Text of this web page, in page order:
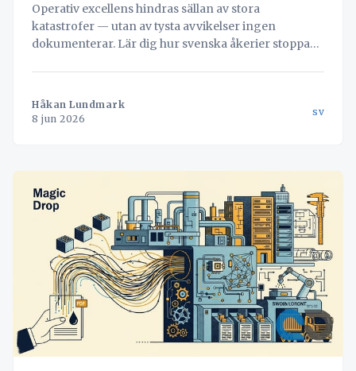
Operativ excellens hindras sällan av stora
katastrofer — utan av tysta avvikelser ingen
dokumenterar. Lär dig hur svenska åkerier stoppar
direkt i arbetsflödet.
Håkan Lundmark
8 jun 2026
sv